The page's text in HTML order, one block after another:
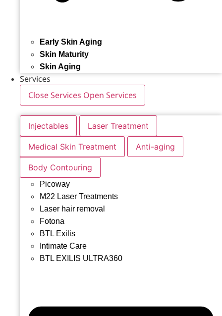
Early Skin Aging
Skin Maturity
Skin Aging
Services
Close Services Open Services
Injectables Laser Treatment
Medical Skin Treatment Anti-aging
Body Contouring
Picoway
M22 Laser Treatments
Laser hair removal
Fotona
BTL Exilis
Intimate Care
BTL EXILIS ULTRA360